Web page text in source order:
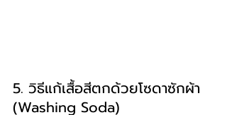
5. วิธีแก้เสื้อสีตกด้วยโซดาซักผ้า
(Washing Soda)